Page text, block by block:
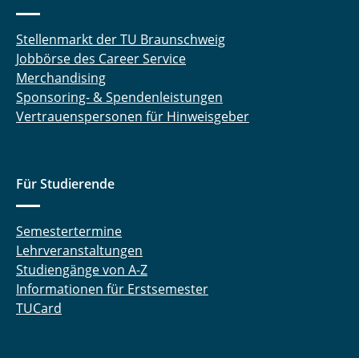
Stellenmarkt der TU Braunschweig
Jobbörse des Career Service
Merchandising
Sponsoring- & Spendenleistungen
Vertrauenspersonen für Hinweisgeber
Für Studierende
Semestertermine
Lehrveranstaltungen
Studiengänge von A-Z
Informationen für Erstsemester
TUCard